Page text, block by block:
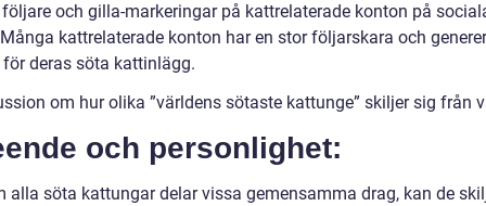
och gilla-markeringar på kattrelaterade konton på
kattrelaterade konton har en stor följarskara och
deras söta kattinlägg.
om hur olika ”världens sötaste kattunge” skiljer sig från
och personlighet:
alla söta kattungar delar vissa gemensamma drag, kan de